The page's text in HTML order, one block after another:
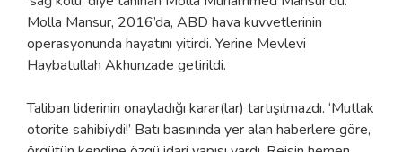
Molla Mansur, 2016’da, ABD hava kuvvetlerinin
operasyonunda hayatını yitirdi. Yerine Mevlevi
Haybatullah Akhunzade getirildi.
Taliban liderinin onayladığı karar(lar) tartışılmazdı. ‘Mutlak
otorite sahibiydi!’ Batı basınında yer alan haberlere göre,